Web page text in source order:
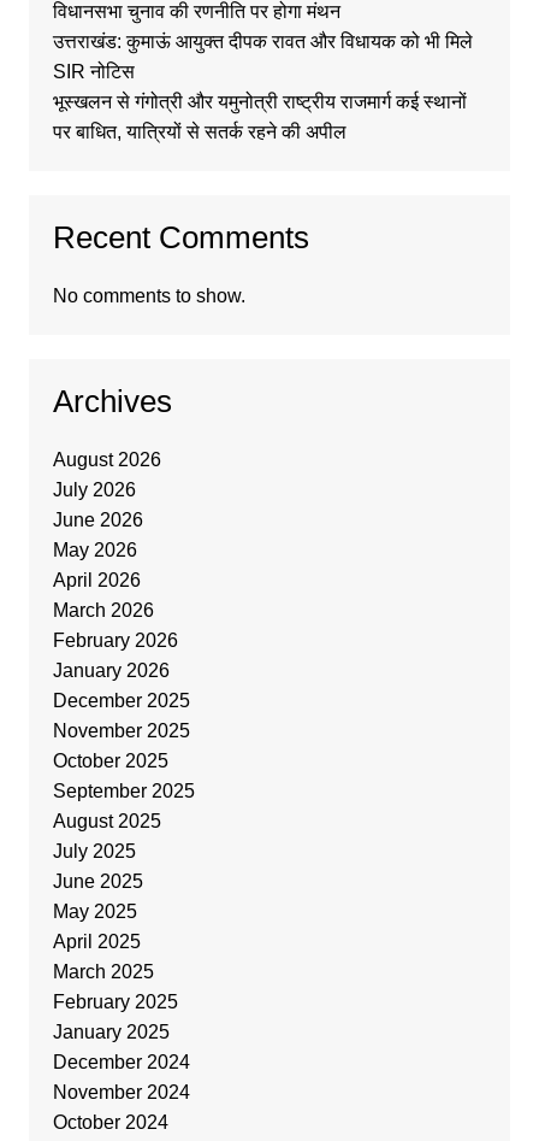
विधानसभा चुनाव की रणनीति पर होगा मंथन
उत्तराखंड: कुमाऊं आयुक्त दीपक रावत और विधायक को भी मिले
SIR नोटिस
भूस्खलन से गंगोत्री और यमुनोत्री राष्ट्रीय राजमार्ग कई स्थानों
पर बाधित, यात्रियों से सतर्क रहने की अपील
Recent Comments
No comments to show.
Archives
August 2026
July 2026
June 2026
May 2026
April 2026
March 2026
February 2026
January 2026
December 2025
November 2025
October 2025
September 2025
August 2025
July 2025
June 2025
May 2025
April 2025
March 2025
February 2025
January 2025
December 2024
November 2024
October 2024